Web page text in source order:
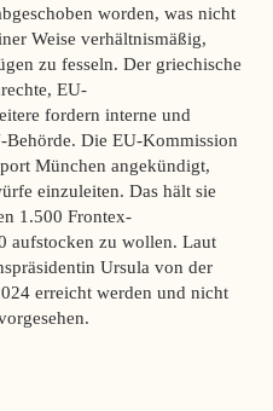
worden, was nicht
Weise verhältnismäßig,
zu fesseln. Der griechische
EU-
fordern interne und
Die EU-Kommission
München angekündigt,
einzuleiten. Das hält sie
1.500 Frontex-
aufstocken zu wollen. Laut
Ursula von der
erreicht werden und nicht